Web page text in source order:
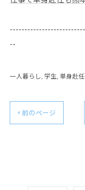
--
一人暮らし 学生 単身赴任
< 前のページ